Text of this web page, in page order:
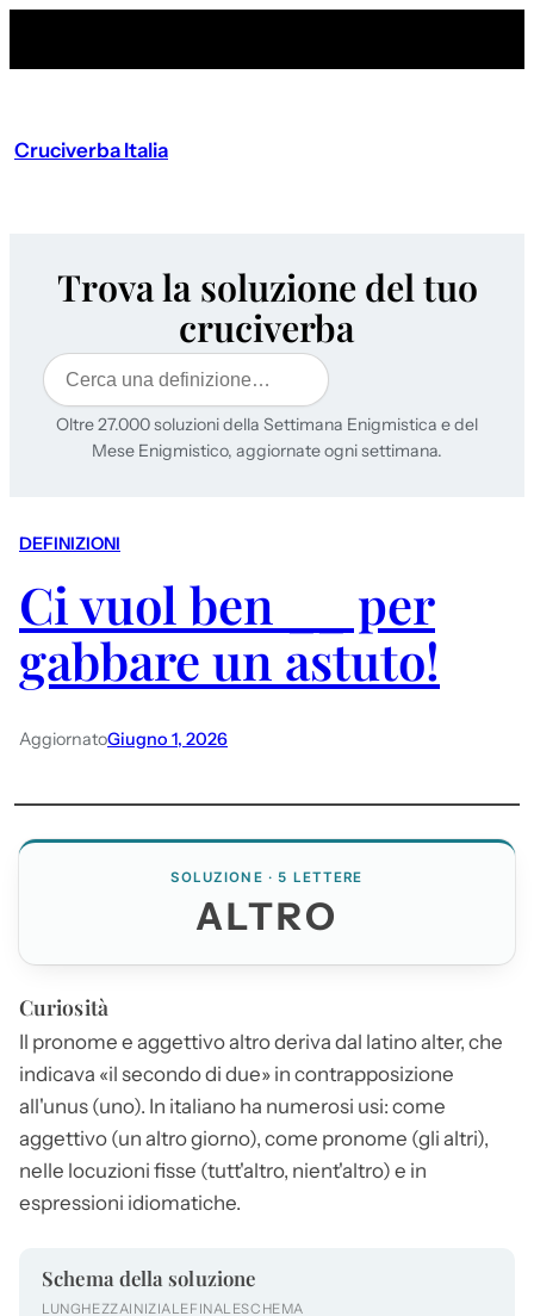
Cruciverba Italia
Trova la soluzione del tuo
cruciverba
Cerca
Oltre 27.000 soluzioni della Settimana Enigmistica e del
Mese Enigmistico, aggiornate ogni settimana.
DEFINIZIONI
Ci vuol ben __ per
gabbare un astuto!
AggiornatoGiugno 1, 2026
SOLUZIONE · 5 LETTERE
ALTRO
Curiosità
Il pronome e aggettivoaltroderiva dal latino alter, che
indicava «il secondo di due» in contrapposizione
all'unus (uno). In italiano ha numerosi usi: come
aggettivo (un altrogiorno), come pronome (gli altri),
nelle locuzioni fisse (tutt'altro, nient'altro) e in
espressioni idiomatiche.
Schema della soluzione
LUNGHEZZAINIZIALEFINALESCHEMA